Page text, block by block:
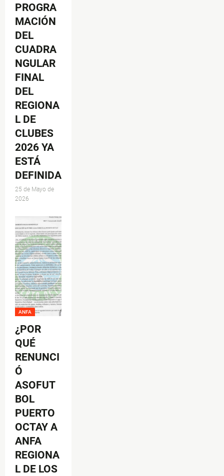
PROGRA
MACIÓN
DEL
CUADRA
NGULAR
FINAL
DEL
REGIONA
L DE
CLUBES
2026 YA
ESTÁ
DEFINIDA
25 de Mayo de
2026
ANFA
¿POR
QUÉ
RENUNCI
Ó
ASOFUT
BOL
PUERTO
OCTAY A
ANFA
REGIONA
L DE LOS